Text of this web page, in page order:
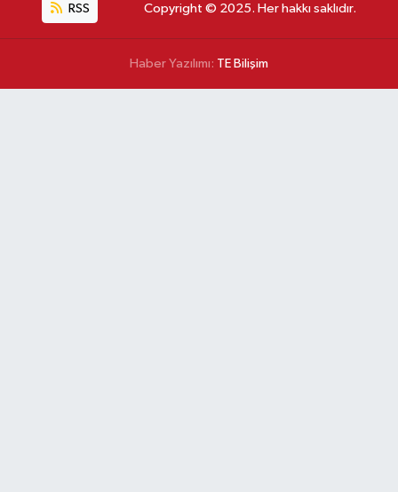
RSS Copyright © 2025. Her hakkı saklıdır.
Haber Yazılımı: TE Bilişim